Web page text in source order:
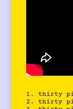
1. thirty
2. thirty